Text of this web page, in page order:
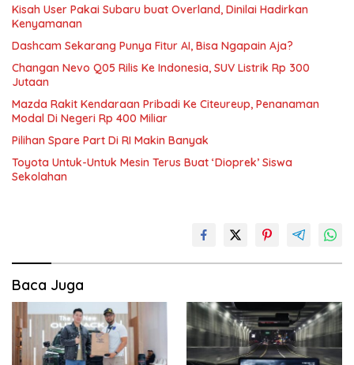
Kisah User Pakai Subaru buat Overland, Dinilai Hadirkan
Kenyamanan
Dashcam Sekarang Punya Fitur AI, Bisa Ngapain Aja?
Changan Nevo Q05 Rilis Ke Indonesia, SUV Listrik Rp 300
Jutaan
Mazda Rakit Kendaraan Pribadi Ke Citeureup, Penanaman
Modal Di Negeri Rp 400 Miliar
Pilihan Spare Part Di RI Makin Banyak
Toyota Untuk-Untuk Mesin Terus Buat ‘Dioprek’ Siswa
Sekolahan
Baca Juga